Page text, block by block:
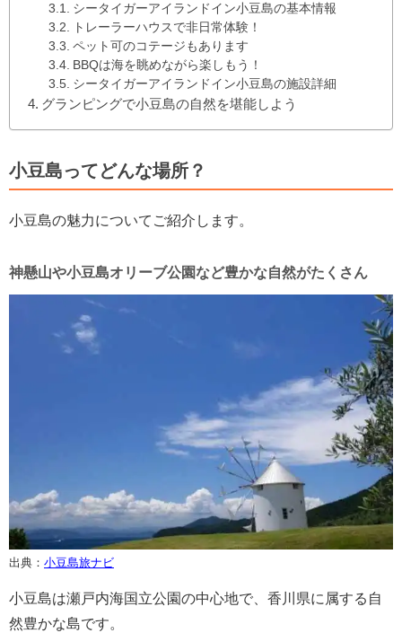
シータイガーアイランドイン小豆島の基本情報
トレーラーハウスで非日常体験！
ペット可のコテージもあります
BBQは海を眺めながら楽しもう！
シータイガーアイランドイン小豆島の施設詳細
グランピングで小豆島の自然を堪能しよう
小豆島ってどんな場所？
小豆島の魅力についてご紹介します。
神懸山や小豆島オリーブ公園など豊かな自然がたくさん
出典： 小豆島旅ナビ
小豆島は瀬戸内海国立公園の中心地で、香川県に属する自
然豊かな島です。